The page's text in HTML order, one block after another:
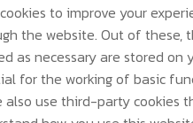
to improve your
the website. Out of these,
as necessary are stored on
for the working of basic
also use third-party cookies